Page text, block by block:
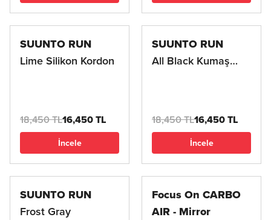
SUUNTO RUN
Lime Silikon Kordon
18,450 TL16,450 TL
İncele
SUUNTO RUN
All Black Kumaş
18,450 TL16,450 TL
İncele
SUUNTO RUN
Frost Gray
Focus On CARBO
AIR - Mirror